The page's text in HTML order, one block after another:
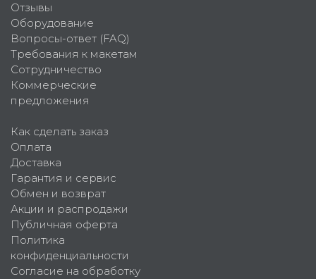
Отзывы
Оборудование
Вопросы-ответ (FAQ)
Требования к макетам
Сотрудничество
Коммерческие
предложения
Как сделать заказ
Оплата
Доставка
Гарантия и сервис
Обмен и возврат
Акции и распродажи
Публичная оферта
Политика
конфиденциальности
Согласие на обработку